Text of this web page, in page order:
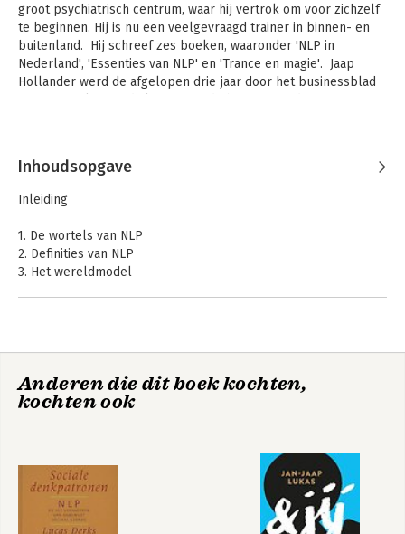
groot psychiatrisch centrum, waar hij vertrok om voor zichzelf
te beginnen. Hij is nu een veelgevraagd trainer in binnen- en
buitenland.  Hij schreef zes boeken, waaronder 'NLP in
Nederland', 'Essenties van NLP' en 'Trance en magie'.  Jaap
Hollander werd de afgelopen drie jaar door het businessblad
Inhoudsopgave
Inleiding
1. De wortels van NLP
2. Definities van NLP
3. Het wereldmodel
9. Het overbrengen van hulpbronnen
10. Ankers
14. Strategieën
15. Sub-modaliteiten
16. Gedeelten
17. Change Personal History
Anderen die dit boek kochten,
kochten ook